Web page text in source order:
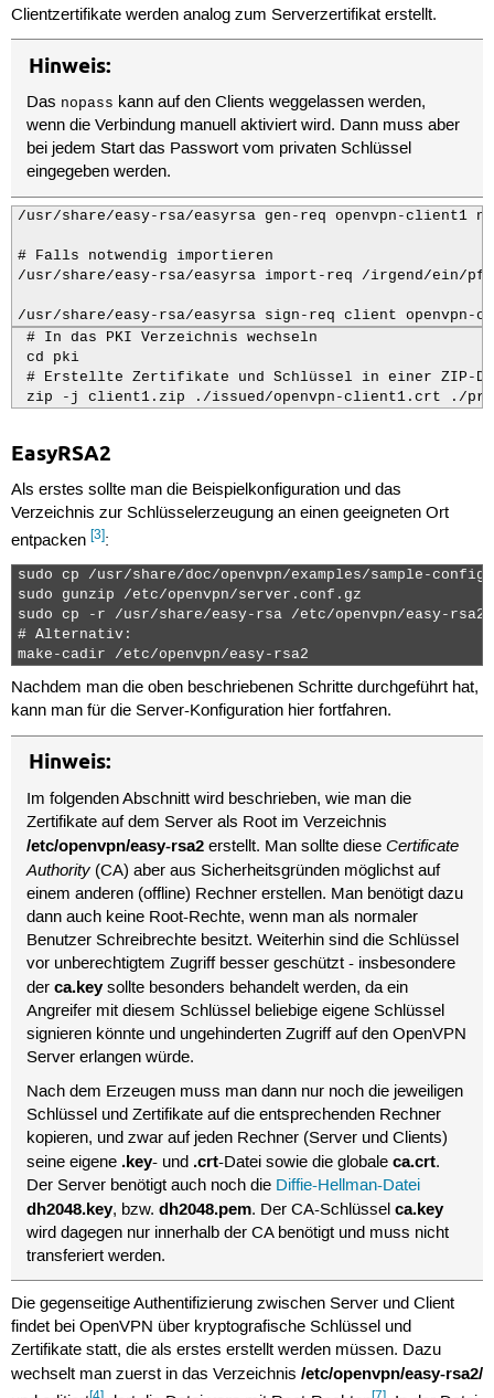
Clientzertifikate werden analog zum Serverzertifikat erstellt.
Hinweis:
Das nopass kann auf den Clients weggelassen werden,
wenn die Verbindung manuell aktiviert wird. Dann muss aber
bei jedem Start das Passwort vom privaten Schlüssel
eingegeben werden.
/usr/share/easy-rsa/easyrsa gen-req openvpn-client1
# Falls notwendig importieren
/usr/share/easy-rsa/easyrsa import-req /irgend/ein/
/usr/share/easy-rsa/easyrsa sign-req client openvpn-
# In das PKI Verzeichnis wechseln
cd pki
# Erstellte Zertifikate und Schlüssel in einer ZIP-
zip -j client1.zip ./issued/openvpn-client1.crt ./
EasyRSA2
Als erstes sollte man die Beispielkonfiguration und das
Verzeichnis zur Schlüsselerzeugung an einen geeigneten Ort
entpacken [3]:
sudo cp /usr/share/doc/openvpn/examples/sample-
sudo gunzip /etc/openvpn/server.conf.gz
sudo cp -r /usr/share/easy-rsa /etc/openvpn/easy-rsa2
# Alternativ:
make-cadir /etc/openvpn/easy-rsa2
Nachdem man die oben beschriebenen Schritte durchgeführt hat,
kann man für die Server-Konfiguration hier fortfahren.
Hinweis:
Im folgenden Abschnitt wird beschrieben, wie man die
Zertifikate auf dem Server als Root im Verzeichnis
/etc/openvpn/easy-rsa2 erstellt. Man sollte dieseCertificate
Authority (CA) aber aus Sicherheitsgründen möglichst auf
einem anderen (offline) Rechner erstellen. Man benötigt dazu
dann auch keine Root-Rechte, wenn man als normaler
Benutzer Schreibrechte besitzt. Weiterhin sind die Schlüssel
vor unberechtigtem Zugriff besser geschützt - insbesondere
derca.key sollte besonders behandelt werden, da ein
Angreifer mit diesem Schlüssel beliebige eigene Schlüssel
signieren könnte und ungehinderten Zugriff auf den OpenVPN
Server erlangen würde.
Nach dem Erzeugen muss man dann nur noch die jeweiligen
Schlüssel und Zertifikate auf die entsprechenden Rechner
kopieren, und zwar auf jeden Rechner (Server und Clients)
seine eigene .key- und .crt-Datei sowie die globaleca.crt.
Der Server benötigt auch noch die Diffie-Hellman-Datei
dh2048.key, bzw.dh2048.pem. Der CA-Schlüsselca.key
wird dagegen nur innerhalb der CA benötigt und muss nicht
transferiert werden.
Die gegenseitige Authentifizierung zwischen Server und Client
findet bei OpenVPN über kryptografische Schlüssel und
Zertifikate statt, die als erstes erstellt werden müssen. Dazu
wechselt man zuerst in das Verzeichnis /etc/openvpn/easy-rsa2/